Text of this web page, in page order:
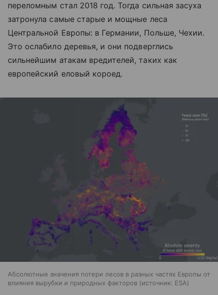
переломным стал 2018 год. Тогда сильная засуха
затронула самые старые и мощные леса
Центральной Европы: в Германии, Польше, Чехии.
Это ослабило деревья, и они подверглись
сильнейшим атакам вредителей, таких как
европейский еловый короед.
Абсолютные значения потери лесов в разных частях Европы от
влияния вырубки и природных факторов
источник: ESA